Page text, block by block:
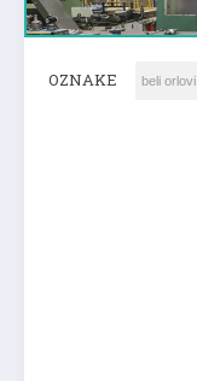
OZNAKE beli orlovi